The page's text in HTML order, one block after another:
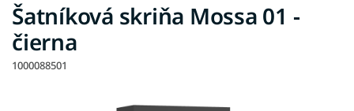
Šatníková skriňa Mossa 01 -
čierna
1000088501